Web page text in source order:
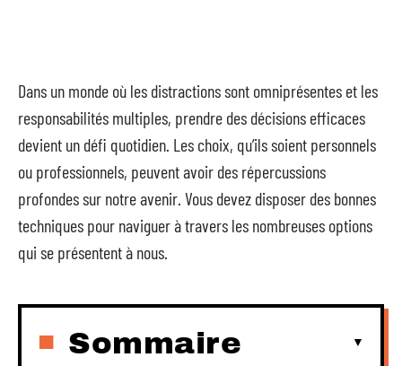
Dans un monde où les distractions sont omniprésentes et les
responsabilités multiples, prendre des décisions efficaces
devient un défi quotidien. Les choix, qu’ils soient personnels
ou professionnels, peuvent avoir des répercussions
profondes sur notre avenir. Vous devez disposer des bonnes
techniques pour naviguer à travers les nombreuses options
qui se présentent à nous.
Sommaire